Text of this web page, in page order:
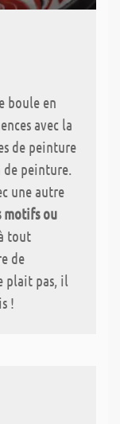
boule en
avec la
de peinture
de peinture.
une autre
motifs ou
tout
de
plait pas, il
!